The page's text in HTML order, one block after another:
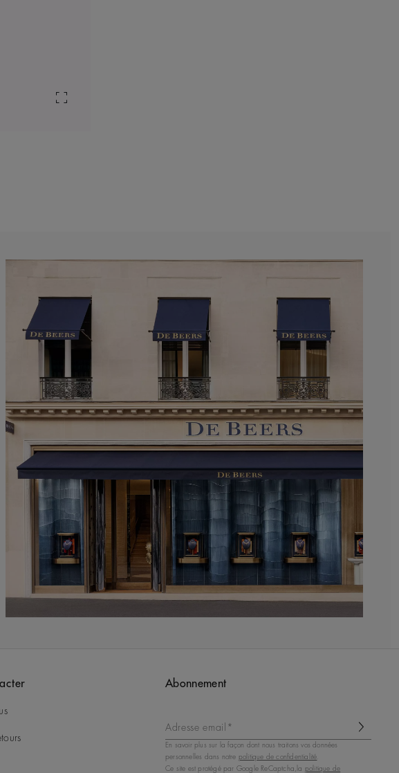
Abonnement
Adresse email*
En savoir plus sur la façon dont nous traitons vos données
personnelles dans notre politique de confidentialité.
Ce site est protégé par Google ReCaptcha,la politique de